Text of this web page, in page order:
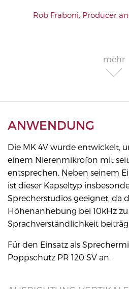
Rob Fraboni, Producer
mehr
ANWENDUNG
Die MK 4V wurde entwickelt,
einem Nierenmikrofon mit
entsprechen. Neben seinem
ist dieser Kapseltyp
Sprecherstudios geeignet, da
Höhenanhebung bei 10kHz zu
Sprachverständlichkeit
Für den Einsatz als
Poppschutz PR 120 SV an.